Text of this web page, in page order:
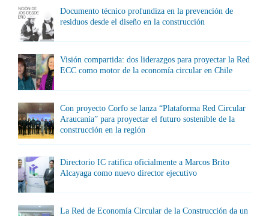
Documento técnico profundiza en la prevención de
residuos desde el diseño en la construcción
Visión compartida: dos liderazgos para proyectar la Red
ECC como motor de la economía circular en Chile
Con proyecto Corfo se lanza “Plataforma Red Circular
Araucanía” para proyectar el futuro sostenible de la
construcción en la región
Directorio IC ratifica oficialmente a Marcos Brito
Alcayaga como nuevo director ejecutivo
La Red de Economía Circular de la Construcción da un